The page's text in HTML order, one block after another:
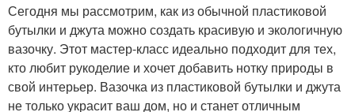
Сегодня мы рассмотрим, как из обычной пластиковой
бутылки и джута можно создать красивую и экологичную
вазочку. Этот мастер-класс идеально подходит для тех,
кто любит рукоделие и хочет добавить нотку природы в
свой интерьер. Вазочка из пластиковой бутылки и джута
не только украсит ваш дом, но и станет отличным